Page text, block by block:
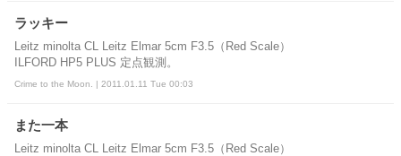
ラッキー
Leitz minolta CL Leitz Elmar 5cm F3.5（Red Scale）
ILFORD HP5 PLUS 定点観測。
Crime to the Moon. | 2011.01.11 Tue 00:03
また一本
Leitz minolta CL Leitz Elmar 5cm F3.5（Red Scale）